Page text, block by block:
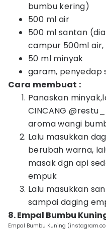
bumbu kering)
500 ml air
500 ml santan
campur 500ml
50 ml minyak
garam, penyedap
Cara membuat :
Panaskan
CINCANG
aroma wangi
Lalu masukkan
berubah warna,
masak dgn api
empuk
Lalu masukkan
sampai daging
8. Empal Bumbu
Empal Bumbu Kuning